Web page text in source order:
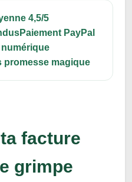
4,5/5
Paiement PayPal
promesse magique
facture
grimpe